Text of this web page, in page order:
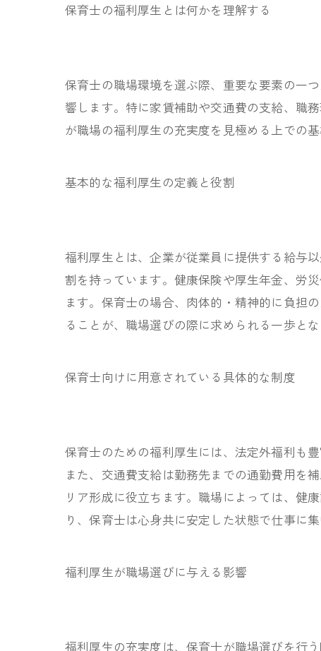
保育士の福利厚生とは何かを理解する
保育士の職場環境を選ぶ際、重要な要素の一
響します。特に家賃補助や交通費の支給、職
が職場の福利厚生の充実度を見極める上での
基本的な福利厚生の定義と役割
福利厚生とは、企業が従業員に提供する給与
割を持っています。健康保険や厚生年金、労
ます。保育士の場合、肉体的・精神的に負担
ることが、職場選びの際に求められる一歩とな
保育士向けに用意されている具体的な制度
保育士のための福利厚生には、法定外福利も
また、交通費支給は勤務先までの通勤費用を
リア形成に役立ちます。職場によっては、健
り、保育士は心身共に安定した状態で仕事に
福利厚生が職場選びに与える影響
福利厚生の充実度は、保育士が職場選びを行